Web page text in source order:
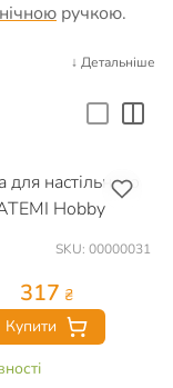
ручкою.
↓ Детальніше
для настільного
Hobby
SKU: 00000031
317 ₴
Купити